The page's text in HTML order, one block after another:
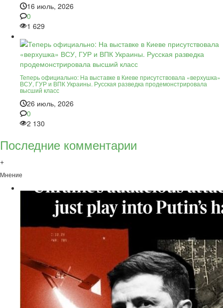
16 июль, 2026
0
1 629
Теперь официально: На выставке в Киеве присутствовала «верхушка»
ВСУ, ГУР и ВПК Украины. Русская разведка продемонстрировала
высший класс
26 июль, 2026
0
2 130
Последние комментарии
+
Мнение